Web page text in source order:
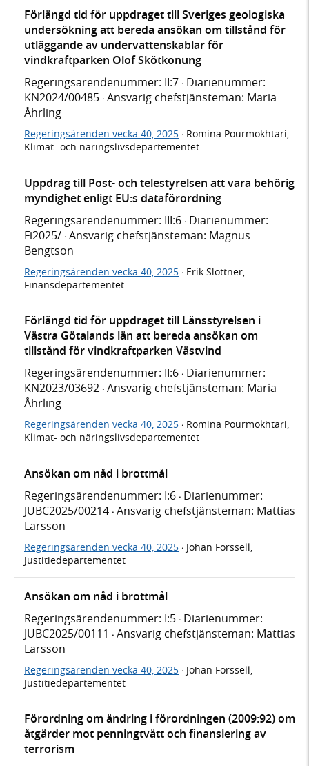
Förlängd tid för uppdraget till Sveriges geologiska
undersökning att bereda ansökan om tillstånd för
utläggande av undervattenskablar för
vindkraftparken Olof Skötkonung
Regeringsärendenummer: II:7 · Diarienummer:
KN2024/00485 · Ansvarig chefstjänsteman: Maria
Åhrling
Regeringsärenden vecka 40, 2025 · Romina Pourmokhtari,
Klimat- och näringslivsdepartementet
Uppdrag till Post- och telestyrelsen att vara behörig
myndighet enligt EU:s dataförordning
Regeringsärendenummer: III:6 · Diarienummer:
Fi2025/ · Ansvarig chefstjänsteman: Magnus
Bengtson
Regeringsärenden vecka 40, 2025 · Erik Slottner,
Finansdepartementet
Förlängd tid för uppdraget till Länsstyrelsen i
Västra Götalands län att bereda ansökan om
tillstånd för vindkraftparken Västvind
Regeringsärendenummer: II:6 · Diarienummer:
KN2023/03692 · Ansvarig chefstjänsteman: Maria
Åhrling
Regeringsärenden vecka 40, 2025 · Romina Pourmokhtari,
Klimat- och näringslivsdepartementet
Ansökan om nåd i brottmål
Regeringsärendenummer: I:6 · Diarienummer:
JUBC2025/00214 · Ansvarig chefstjänsteman: Mattias
Larsson
Regeringsärenden vecka 40, 2025 · Johan Forssell,
Justitiedepartementet
Ansökan om nåd i brottmål
Regeringsärendenummer: I:5 · Diarienummer:
JUBC2025/00111 · Ansvarig chefstjänsteman: Mattias
Larsson
Regeringsärenden vecka 40, 2025 · Johan Forssell,
Justitiedepartementet
Förordning om ändring i förordningen (2009:92) om
åtgärder mot penningtvätt och finansiering av
terrorism